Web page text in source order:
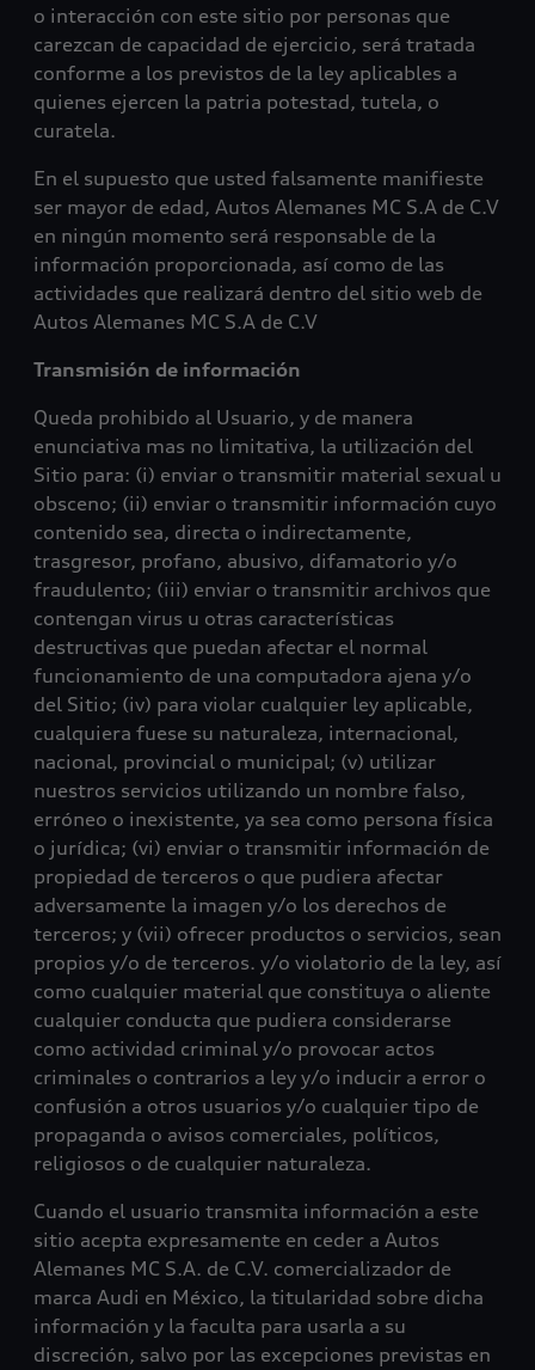
o interacción con este sitio por personas que
carezcan de capacidad de ejercicio, será tratada
conforme a los previstos de la ley aplicables a
quienes ejercen la patria potestad, tutela, o
curatela.
En el supuesto que usted falsamente manifieste
ser mayor de edad, Autos Alemanes MC S.A de C.V
en ningún momento será responsable de la
información proporcionada, así como de las
actividades que realizará dentro del sitio web de
Autos Alemanes MC S.A de C.V
Transmisión de información
Queda prohibido al Usuario, y de manera
enunciativa mas no limitativa, la utilización del
Sitio para: (i) enviar o transmitir material sexual u
obsceno; (ii) enviar o transmitir información cuyo
contenido sea, directa o indirectamente,
trasgresor, profano, abusivo, difamatorio y/o
fraudulento; (iii) enviar o transmitir archivos que
contengan virus u otras características
destructivas que puedan afectar el normal
funcionamiento de una computadora ajena y/o
del Sitio; (iv) para violar cualquier ley aplicable,
cualquiera fuese su naturaleza, internacional,
nacional, provincial o municipal; (v) utilizar
nuestros servicios utilizando un nombre falso,
erróneo o inexistente, ya sea como persona física
o jurídica; (vi) enviar o transmitir información de
propiedad de terceros o que pudiera afectar
adversamente la imagen y/o los derechos de
terceros; y (vii) ofrecer productos o servicios, sean
propios y/o de terceros. y/o violatorio de la ley, así
como cualquier material que constituya o aliente
cualquier conducta que pudiera considerarse
como actividad criminal y/o provocar actos
criminales o contrarios a ley y/o inducir a error o
confusión a otros usuarios y/o cualquier tipo de
propaganda o avisos comerciales, políticos,
religiosos o de cualquier naturaleza.
Cuando el usuario transmita información a este
sitio acepta expresamente en ceder a Autos
Alemanes MC S.A. de C.V. comercializador de
marca Audi en México, la titularidad sobre dicha
información y la faculta para usarla a su
discreción, salvo por las excepciones previstas en